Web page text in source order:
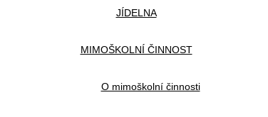
JÍDELNA
MIMOŠKOLNÍ ČINNOST
O mimoškolní činnosti